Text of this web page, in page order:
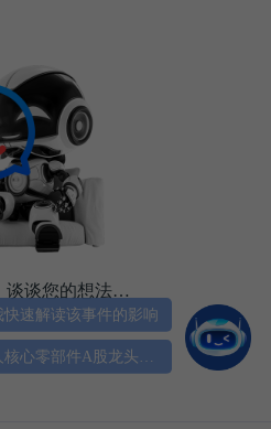
谈谈您的想法…
快速解读该事件的影响
人形机器人核心零部件A股龙头有哪些？